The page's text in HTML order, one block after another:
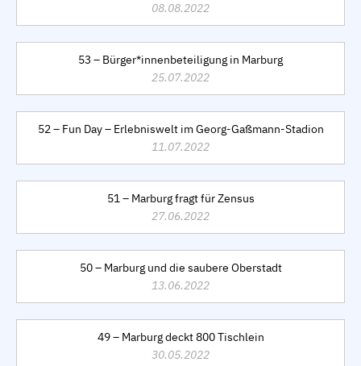
08.08.2022
53 – Bürger*innenbeteiligung in Marburg
25.07.2022
52 – Fun Day – Erlebniswelt im Georg-Gaßmann-Stadion
11.07.2022
51 – Marburg fragt für Zensus
27.06.2022
50 – Marburg und die saubere Oberstadt
13.06.2022
49 – Marburg deckt 800 Tischlein
30.05.2022